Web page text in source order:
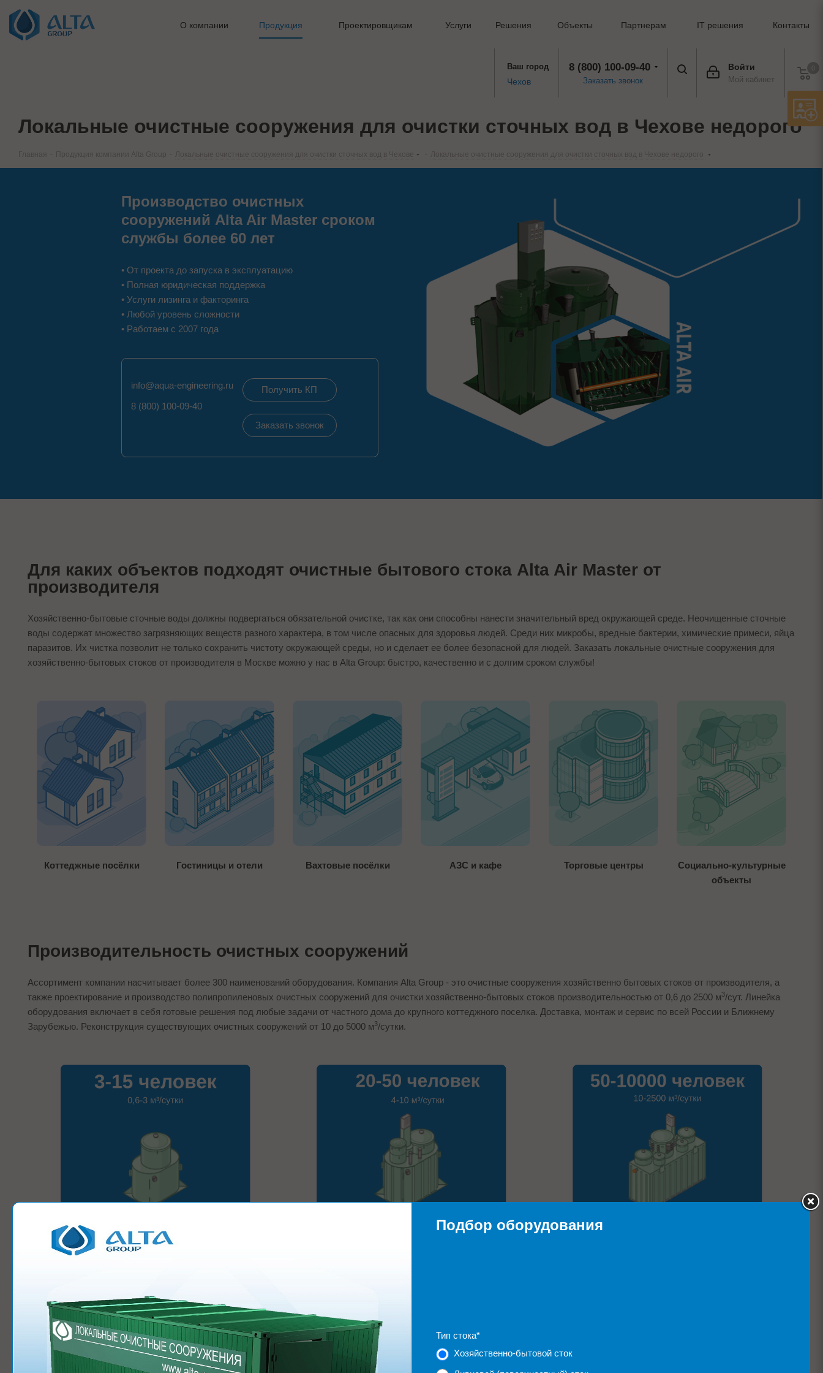
О компании Продукция Проектировщикам Услуги Решения Объекты Партнерам IT решения Контакты
Войти
Мой кабинет
8 (800) 100-09-40
Заказать звонок
Ваш город
Чехов
Локальные очистные сооружения для очистки сточных вод в Чехове недорого
Производство очистных
сооружений Alta Air Master сроком
службы более 60 лет
• От проекта до запуска в эксплуатацию
• Полная юридическая поддержка
• Услуги лизинга и факторинга
• Любой уровень сложности
• Работаем с 2007 года
info@aqua-engineering.ru
8 (800) 100-09-40
Получить КП
Заказать звонок
Для каких объектов подходят очистные бытового стока Alta Air Master от
производителя
Хозяйственно-бытовые сточные воды должны подвергаться обязательной очистке, так как они способны нанести значительный вред окружающей среде. Неочищенные сточные
воды содержат множество загрязняющих веществ разного характера, в том числе опасных для здоровья людей. Среди них микробы, вредные бактерии, химические примеси, яйца
паразитов. Их чистка позволит не только сохранить чистоту окружающей среды, но и сделает ее более безопасной для людей. Заказать локальные очистные сооружения для
хозяйственно-бытовых стоков от производителя в Москве можно у нас в Alta Group: быстро, качественно и с долгим сроком службы!
Коттеджные посёлки Гостиницы и отели Вахтовые посёлки АЗС и кафе Торговые центры
Социально-культурные
объекты
Производительность очистных сооружений
Ассортимент компании насчитывает более 300 наименований оборудования. Компания Alta Group - это очистные сооружения хозяйственно бытовых стоков от производителя, а
также проектирование и производство полипропиленовых очистных сооружений для очистки хозяйственно-бытовых стоков производительностью от 0,6 до 2500 м3/сут. Линейка
оборудования включает в себя готовые решения под любые задачи от частного дома до крупного коттеджного поселка. Доставка, монтаж и сервис по всей России и Ближнему
Зарубежью. Реконструкция существующих очистных сооружений от 10 до 5000 м3/сутки.
СМОТРЕТЬ КАТАЛОГ
Подбор оборудования
Тип стока*
Хозяйственно-бытовой сток